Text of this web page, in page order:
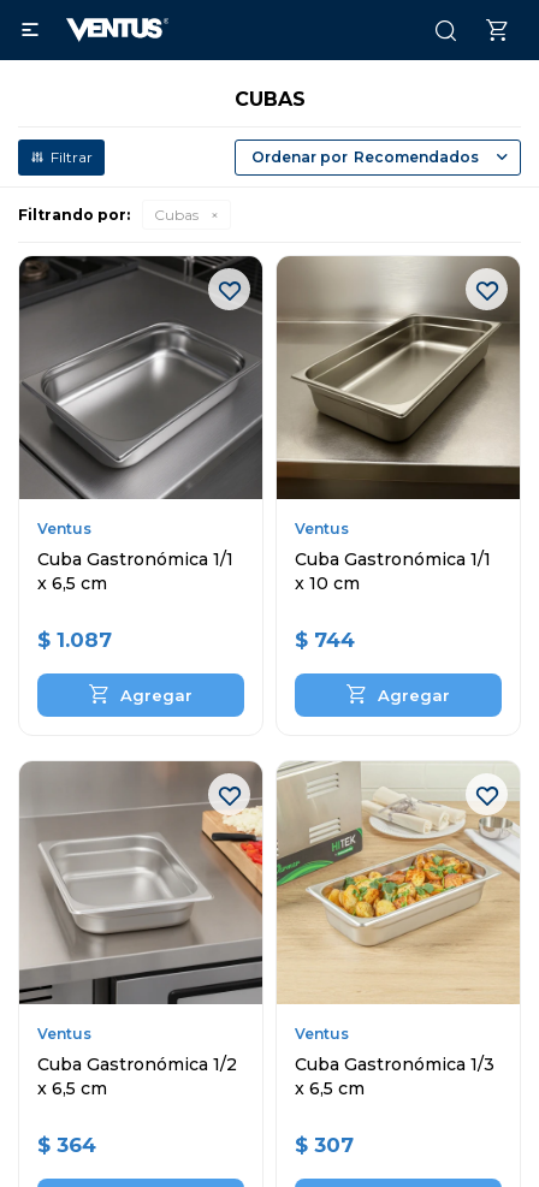

CUBAS
Recomendados
Filtrando por: Cubas
Ventus
Cuba Gastronómica 1/1
x 6,5 cm
$ 1.087
Ventus
Cuba Gastronómica 1/1
x 10 cm
$ 744
Ventus
Cuba Gastronómica 1/2
x 6,5 cm
$ 364
Ventus
Cuba Gastronómica 1/3
x 6,5 cm
$ 307